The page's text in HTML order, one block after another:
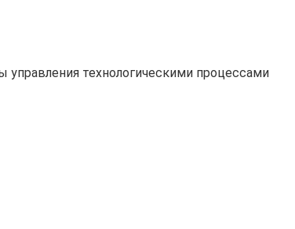
технологическими процессами